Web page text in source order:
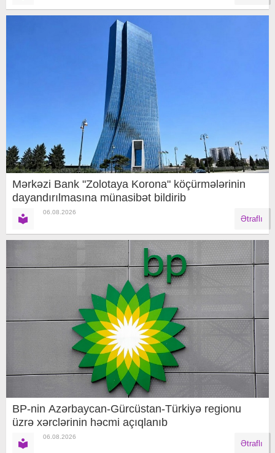
Mərkəzi Bank "Zolotaya Korona" köçürmələrinin
dayandırılmasına münasibət bildirib
06.08.2026
Ətraflı
BP-nin Azərbaycan-Gürcüstan-Türkiyə regionu
üzrə xərclərinin həcmi açıqlanıb
06.08.2026
Ətraflı